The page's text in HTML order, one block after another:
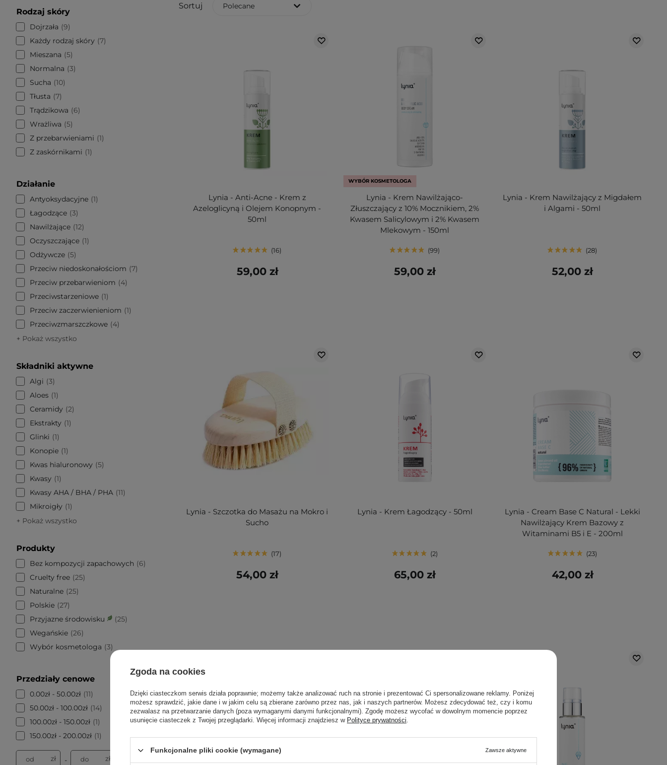
Rodzaj skóry
Dojrzała
9
Każdy rodzaj skóry
7
Mieszana
5
Normalna
3
Sucha
10
Tłusta
7
Trądzikowa
6
Wrażliwa
5
Z przebarwieniami
1
Z zaskórnikami
1
Działanie
Antyoksydacyjne 1
Łagodzące 3
Nawilżające 12
Oczyszczające 1
Odżywcze 5
Przeciw niedoskonałościom
7
Przeciw przebarwieniom
4
Przeciwstarzeniowe 1
Przeciw zaczerwienieniom
1
Przeciwzmarszczkowe
4
+ Pokaż wszystko
Składniki aktywne
Algi
3
Aloes 1
Ceramidy
2
Ekstrakty
1
Glinki
1
Konopie 1
Kwas hialuronowy
5
Kwasy
1
Kwasy AHA / BHA / PHA 11
Mikroigły
1
+ Pokaż wszystko
Produkty
Bez kompozycji zapachowych
6
Cruelty free 25
Naturalne 25
Polskie 27
Przyjazne środowisku
25
Wegańskie 26
Wybór kosmetologa
3
Przedziały cenowe
0.00zł - 50.00zł 11
50.00zł - 100.00zł 14
100.00zł - 150.00zł 1
150.00zł - 200.00zł 1
od zł - do zł
Sortuj Polecane
Lynia - Anti-Acne - Krem z
Azeloglicyną i Olejem Konopnym -
50ml
16
59,00 zł
WYBÓR KOSMETOLOGA
Lynia - Krem Nawilżająco-
Złuszczający z 10% Mocznikiem, 2%
Kwasem Salicylowym i 2% Kwasem
Mlekowym - 150ml
99
59,00 zł
Lynia - Krem Nawilżający z Migdałem
i Algami - 50ml
28
52,00 zł
Lynia - Szczotka do Masażu na Mokro i
Sucho
17
54,00 zł
Lynia - Krem Łagodzący - 50ml
2
65,00 zł
Lynia - Cream Base C Natural - Lekki
Nawilżający Krem Bazowy z
Witaminami B5 i E - 200ml
23
42,00 zł
Zgoda na cookies
Dzięki ciasteczkom serwis działa poprawnie; możemy także analizować ruch na stronie i prezentować Ci spersonalizowane reklamy. Poniżej
możesz sprawdzić, jakie dane i w jakim celu są zbierane zarówno przez nas, jak i naszych partnerów. Możesz zdecydować też, czy i komu
zezwalasz na przetwarzanie danych (poza wymaganymi danymi funkcjonalnymi). Zgodę możesz wycofać w dowolnym momencie poprzez
usunięcie ciasteczek z Twojej przeglądarki. Więcej informacji znajdziesz w Polityce prywatności.
Funkcjonalne pliki cookie (wymagane) Zawsze aktywne